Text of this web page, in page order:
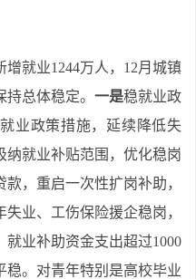
增就业1244万人 ，12月城镇
总体稳定。 一是稳就业政
业政策措施，延续降低失
纳就业补贴范围，优化稳岗
款，重启一次性扩岗补助，
失业、工伤保险援企稳岗，
就业补助资金支出超过1000
稳。对青年特别是高校毕业